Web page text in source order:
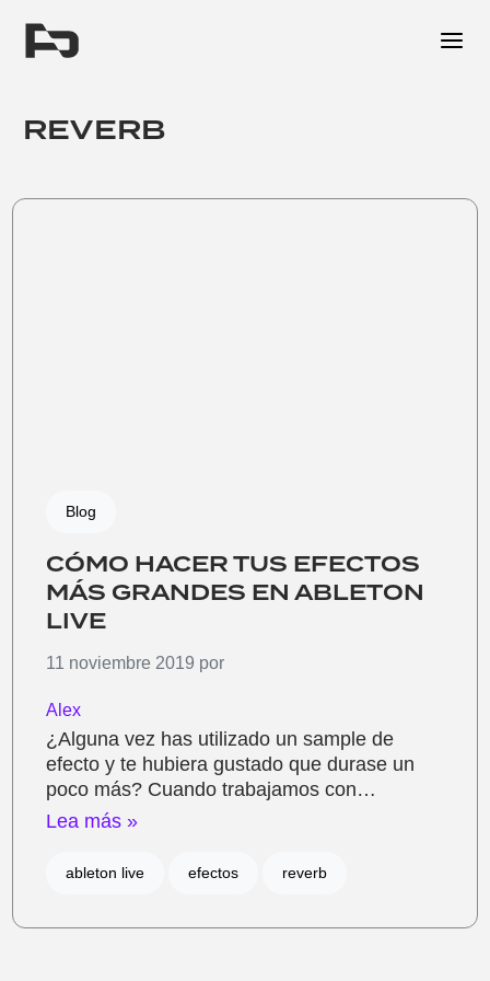
REVERB
Blog
CÓMO HACER TUS EFECTOS
MÁS GRANDES EN ABLETON
LIVE
11 noviembre 2019 por
Alex
¿Alguna vez has utilizado un sample de
efecto y te hubiera gustado que durase un
poco más? Cuando trabajamos con…
Lea más »
ableton live efectos reverb